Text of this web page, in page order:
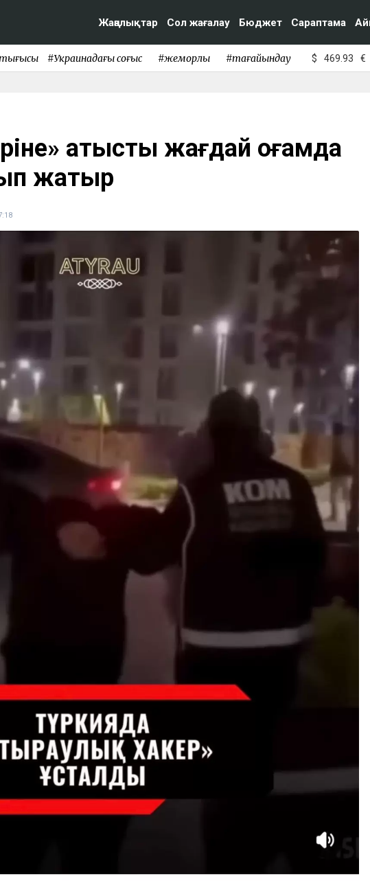
Жаңалықтар Сол жағалау Бюджет Сараптама
#Украинадағы соғыс #жемқорлық #тағайындау $ 469.93 €
қатысты жағдай қоғамда
жатыр